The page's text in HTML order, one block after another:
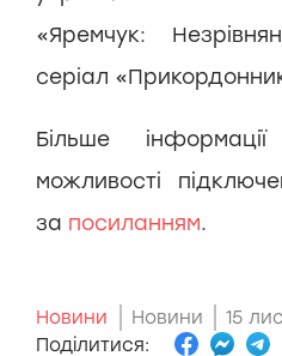
«Яремчук:
серіал
Більше
можливості
за посиланням.
Новини Новини
15
Поділитися: